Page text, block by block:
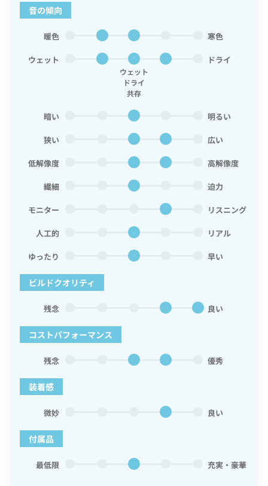
音の傾向
暖色 寒色
ウェット
ウェット
ドライ
共存
ドライ
暗い 明るい
狭い 広い
低解像度 高解像度
繊細 迫力
モニター リスニング
人工的 リアル
ゆったり 早い
ビルドクオリティ
残念 良い
コストパフォーマンス
残念 優秀
装着感
微妙 良い
付属品
最低限 充実・豪華